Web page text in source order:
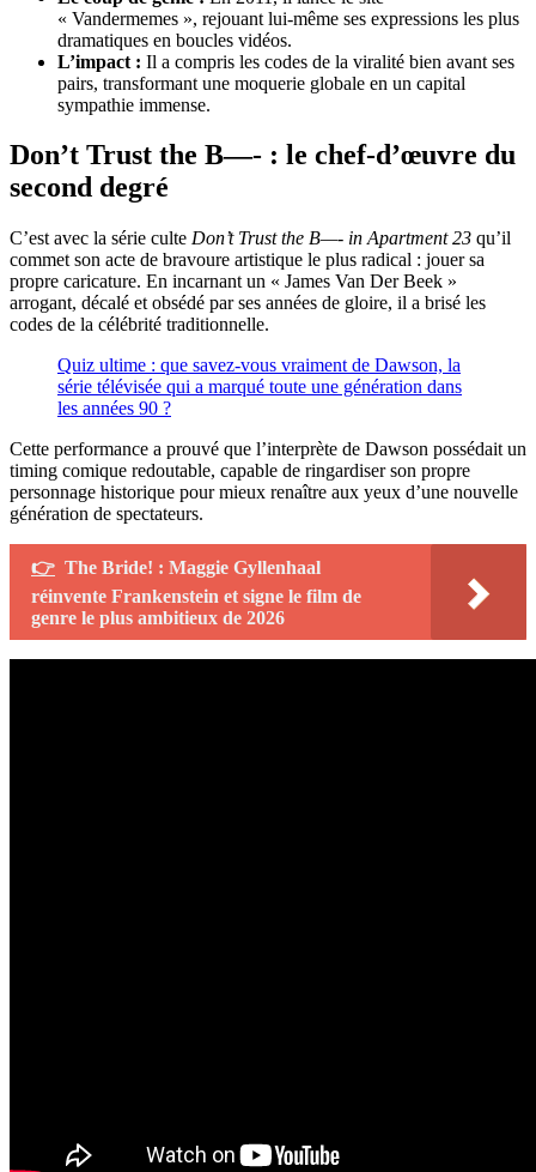
« Vandermemes », rejouant lui-même ses expressions les plus
dramatiques en boucles vidéos.
L’impact : Il a compris les codes de la viralité bien avant ses
pairs, transformant une moquerie globale en un capital
sympathie immense.
Don’t Trust the B—- : le chef-d’œuvre du
second degré
C’est avec la série culte Don’t Trust the B—- in Apartment 23 qu’il
commet son acte de bravoure artistique le plus radical : jouer sa
propre caricature. En incarnant un « James Van Der Beek »
arrogant, décalé et obsédé par ses années de gloire, il a brisé les
codes de la célébrité traditionnelle.
Quiz ultime : que savez-vous vraiment de Dawson, la
série télévisée qui a marqué toute une génération dans
les années 90 ?
Cette performance a prouvé que l’interprète de Dawson possédait un
timing comique redoutable, capable de ringardiser son propre
personnage historique pour mieux renaître aux yeux d’une nouvelle
génération de spectateurs.
👉 The Bride! : Maggie Gyllenhaal
réinvente Frankenstein et signe le film de
genre le plus ambitieux de 2026